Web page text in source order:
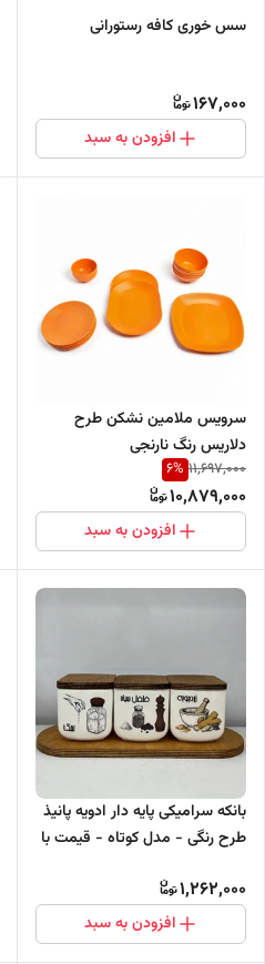
سس خوری کافه رستورانی
167,000
افزودن به سبد
سرویس ملامین نشکن طرح
دلاریس رنگ نارنجی
11,697,000
6%
10,879,000
افزودن به سبد
بانکه سرامیکی پایه دار ادویه پانیذ
طرح رنگی - مدل کوتاه - قیمت با
1,262,000
افزودن به سبد